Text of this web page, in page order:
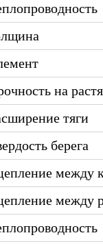
на
тяги
берега
между
между